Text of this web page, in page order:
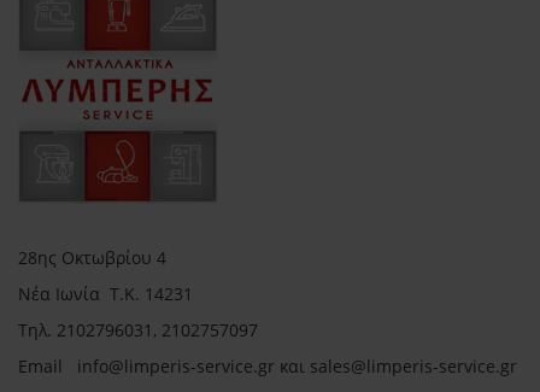
28ης Οκτωβρίου 4
Νέα Ιωνία Τ.Κ. 14231
Τηλ. 2102796031, 2102757097
Email info@limperis-service.gr και sales@limperis-service.gr